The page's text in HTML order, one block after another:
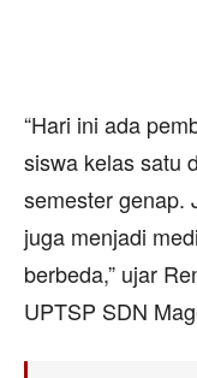
“Hari ini ada
siswa kelas satu
semester genap.
juga menjadi
berbeda,” ujar
UPTSP SDN